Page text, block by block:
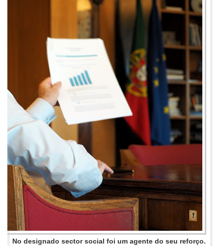
No designado sector social foi um agente do seu reforço.